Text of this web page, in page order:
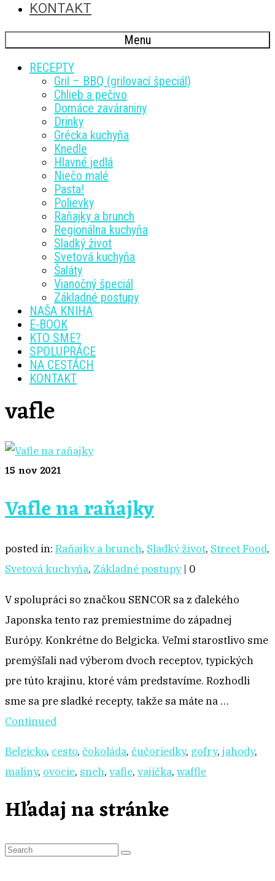
KONTAKT
Menu
RECEPTY
Gril – BBQ (grilovací špeciál)
Chlieb a pečivo
Domáce zaváraniny
Drinky
Grécka kuchyňa
Knedle
Hlavné jedlá
Niečo malé
Pasta!
Polievky
Raňajky a brunch
Regionálna kuchyňa
Sladký život
Svetová kuchyňa
Šaláty
Vianočný špeciál
Základné postupy
NAŠA KNIHA
E-BOOK
KTO SME?
SPOLUPRÁCE
NA CESTÁCH
KONTAKT
vafle
15 nov 2021
Vafle na raňajky
posted in: Raňajky a brunch, Sladký život, Street Food,
Svetová kuchyňa, Základné postupy | 0
V spolupráci so značkou SENCOR sa z ďalekého
Japonska tento raz premiestnime do západnej
Európy. Konkrétne do Belgicka. Veľmi starostlivo sme
premýšľali nad výberom dvoch receptov, typických
pre túto krajinu, ktoré vám predstavíme. Rozhodli
sme sa pre sladké recepty, takže sa máte na …
Continued
Belgicko, cesto, čokoláda, čučoriedky, gofry, jahody,
maliny, ovocie, sneh, vafle, vajíčka, waffle
Hľadaj na stránke
S